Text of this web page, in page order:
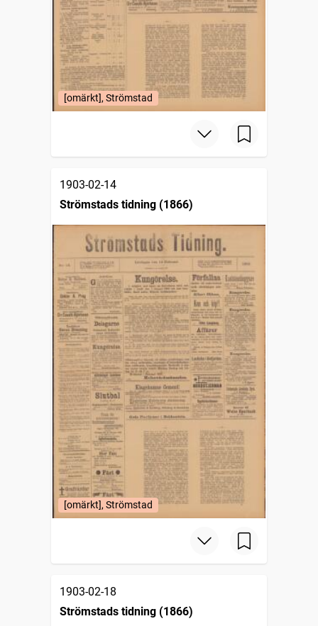
[omärkt], Strömstad
1903-02-14
Strömstads tidning (1866)
[omärkt], Strömstad
1903-02-18
Strömstads tidning (1866)